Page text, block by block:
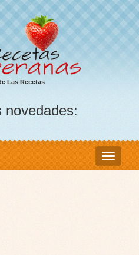
Las Recetas
novedades: